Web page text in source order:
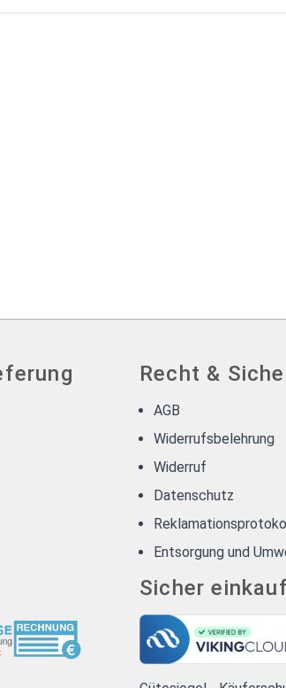
Recht &
AGB
Widerrufsbelehrung
Widerruf
Datenschutz
Entsorgung und
Sicher